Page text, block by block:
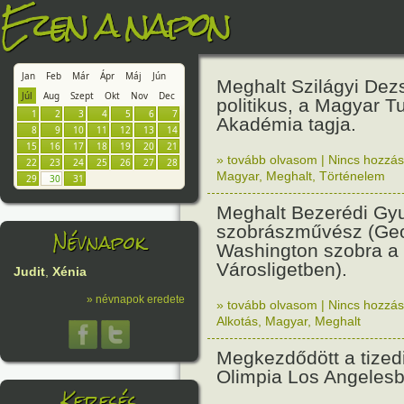
Ezen a napon
Jan Feb Már Ápr Máj
Jún
Júl
Aug Szept Okt Nov
Dec
1
2 3 4 5 6
7
8
9 10 11 12 13
14
15
16 17 18 19 20
21
22
23 24 25 26 27
28
29
30 31
Névnapok
Judit, Xénia
» névnapok eredete
Meghalt Szilágyi
politikus, a Magyar
Akadémia tagja.
» tovább olvasom | Nincs
Magyar, Meghalt Történelem
Meghalt Bezerédi
szobrászművész
Washington szobra a
Városligetben).
» tovább olvasom | Nincs
Alkotás Magyar, Meghalt
Megkezdődött a
Olimpia Los